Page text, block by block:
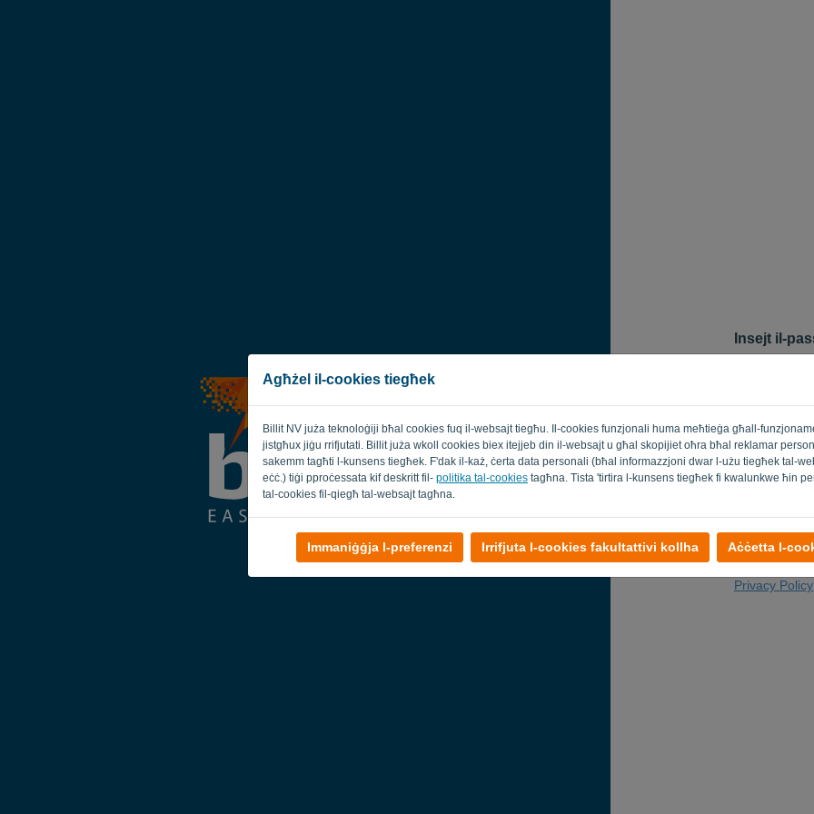
Agħżel il-cookies tiegħek
Billit NV juża teknoloġiji bħal cookies fuq il-websajt tiegħu. Il-cookies funzjonali huma meħtieġa għall-
jistgħux jiġu rrifjutati. Billit juża wkoll cookies biex itejjeb din il-websajt u għal skopijiet oħra bħal reklamar
sakemm tagħti l-kunsens tiegħek. F'dak il-każ, ċerta data personali (bħal informazzjoni dwar l-użu tiegħek tal-
eċċ.) tiġi pproċessata kif deskritt fil- politika tal-cookies tagħna. Tista 'tirtira l-kunsens tiegħek fi kwalunkwe ħin
tal-cookies fil-qiegħ tal-websajt tagħna.
Immaniġġja l-preferenzi Irrifjuta l-cookies fakultattivi kollha Aċċetta l-
Insejt il-
Biex tirrisettja
tidħol. Se
Email
Lura għall-
Privacy Policy